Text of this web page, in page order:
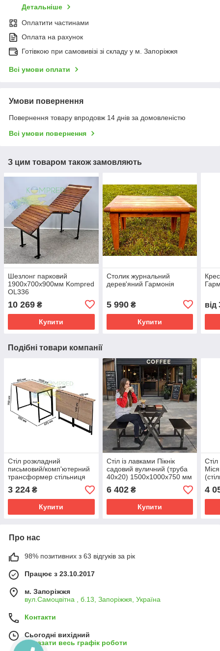
Детальніше
Оплатити частинами
Оплата на рахунок
Готівкою при самовивізі зі складу у м. Запоріжжя
Всі умови оплати
Умови повернення
Повернення товару впродовж 14 днів за домовленістю
Всі умови повернення
З цим товаром також замовляють
Шезлонг парковий
1900х700х900мм Kompred
OL336
10 269 ₴
Купити
Столик журнальний
дерев'яний Гармонія
5 990₴
Купити
від
Подібні товари компанії
Стіл розкладний
письмовий/комп'ютерний
трансформер стільниця
ЛДСП дуб сонома
1000х600х750мм Kompred
OL818
3 224 ₴
Купити
Стіл із лавками Пікнік
садовий вуличний (труба
40х20) 1500х1000х750 мм
стільниця фанера чорний
Kompred OL729/1
6 402₴
Купити
4
Про нас
98% позитивних з 63 відгуків за рік
Працює з 23.10.2017
м. Запоріжжя
вул.Самоцвітна , б.13, Запоріжжя, Україна
Контакти
Сьогодні вихідний
Показати весь графік роботи